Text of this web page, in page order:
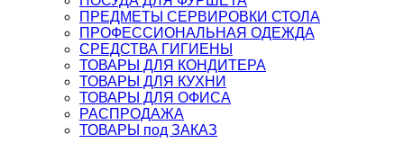
ПРЕДМЕТЫ СЕРВИРОВКИ СТОЛА
ПРОФЕССИОНАЛЬНАЯ ОДЕЖДА
СРЕДСТВА ГИГИЕНЫ
ТОВАРЫ ДЛЯ КОНДИТЕРА
ТОВАРЫ ДЛЯ КУХНИ
ТОВАРЫ ДЛЯ ОФИСА
РАСПРОДАЖА
ТОВАРЫ под ЗАКАЗ